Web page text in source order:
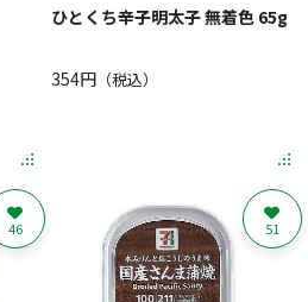
ひとくち辛子明太子 無着色 65g
354円（税込）
46 51